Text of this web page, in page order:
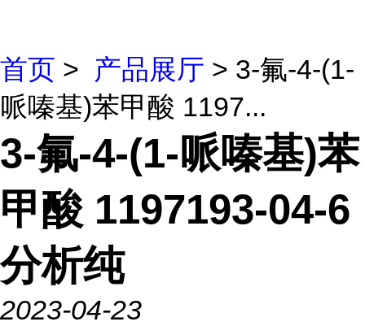
首页 > 产品展厅 > 3-氟-4-(1-
哌嗪基)苯甲酸 1197...
3-氟-4-(1-哌嗪基)苯
甲酸 1197193-04-6
分析纯
2023-04-23